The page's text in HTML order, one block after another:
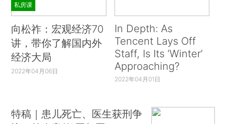
私房课
向松祚：宏观经济70
讲，带你了解国内外
经济大局
2022年04月06日
In Depth: As
Tencent Lays Off
Staff, Is Its ‘Winter’
Approaching?
2022年04月01日
特稿｜患儿死亡、医生获刑争